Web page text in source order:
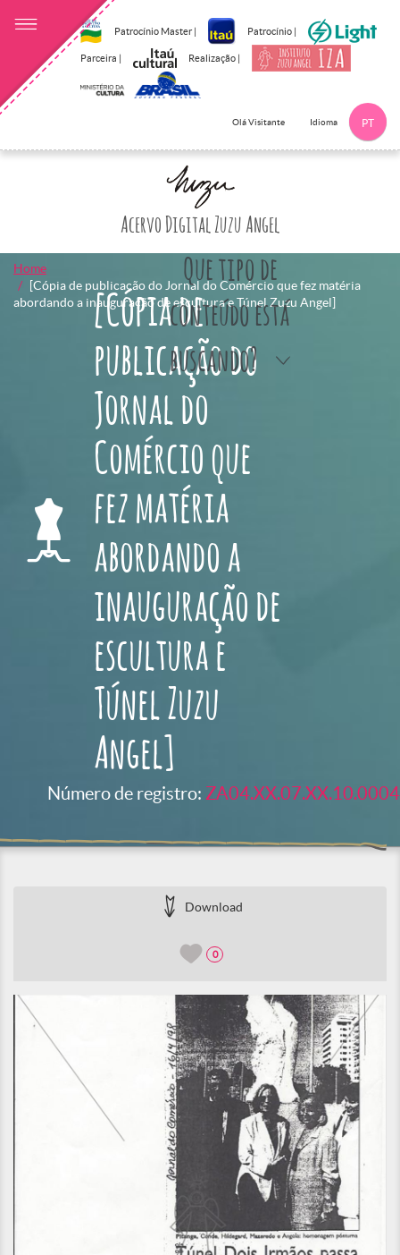
Patrocínio Master | Patrocínio |
Parceira | Realização |
Olá Visitante Idioma PT
Acervo Digital Zuzu Angel
Que tipo de
conteúdo está
buscando?
Home
[Cópia de publicação do Jornal do Comércio que fez matéria
abordando a inauguração de escultura e Túnel Zuzu Angel]
[Cópia de
publicação do
Jornal do
Comércio que
fez matéria
abordando a
inauguração de
escultura e
Túnel Zuzu
Angel]
Número de registro: ZA04.XX.07.XX.10.0004
Download
0